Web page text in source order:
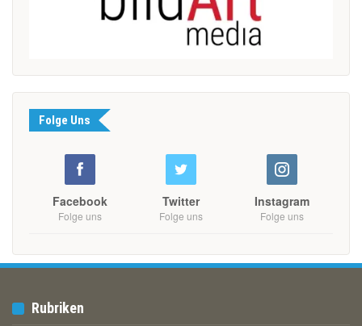
Folge Uns
Facebook
Folge uns
Twitter
Folge uns
Instagram
Folge uns
Rubriken